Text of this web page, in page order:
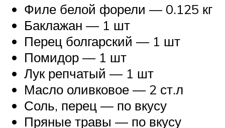
Филе белой форели — 0.125 кг
Баклажан — 1 шт
Перец болгарский — 1 шт
Помидор — 1 шт
Лук репчатый — 1 шт
Масло оливковое — 2 ст.л
Соль, перец — по вкусу
Пряные травы — по вкусу